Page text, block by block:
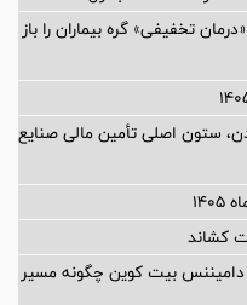
تخفیفی» گره بیماران را باز
ستون اصلی تأمین مالی صنایع
کشاند
دامیننس بیت کوین چگونه مسیر